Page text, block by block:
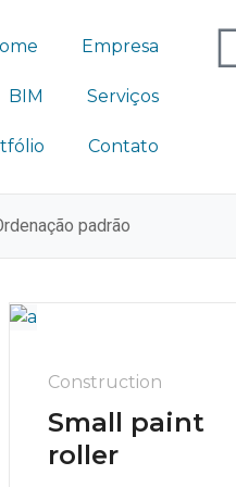
Empresa
BIM Serviços
Contato
Construction
Small paint
roller